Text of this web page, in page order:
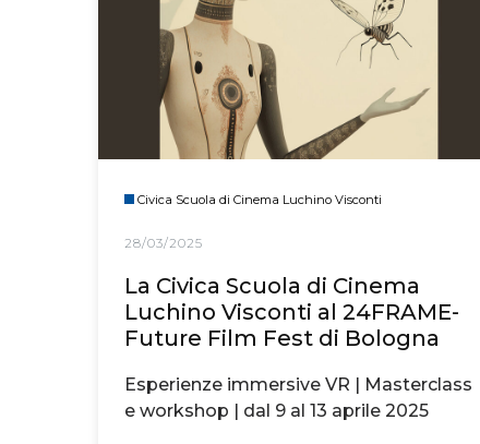
Civica Scuola di Cinema Luchino Visconti
28/03/2025
La Civica Scuola di Cinema
Luchino Visconti al 24FRAME-
Future Film Fest di Bologna
Esperienze immersive VR | Masterclass
e workshop | dal 9 al 13 aprile 2025